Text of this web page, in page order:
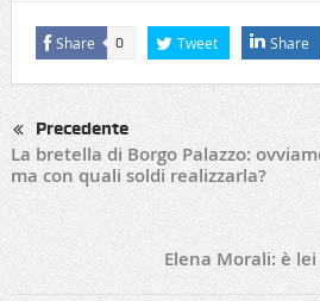
Share 0 Tweet Share
Precedente
La bretella di Borgo Palazzo:
ma con quali soldi realizzarla?
Elena Morali: è